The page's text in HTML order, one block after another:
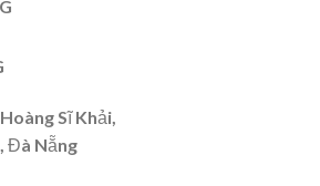
Sĩ Khải,
Đà Nẵng